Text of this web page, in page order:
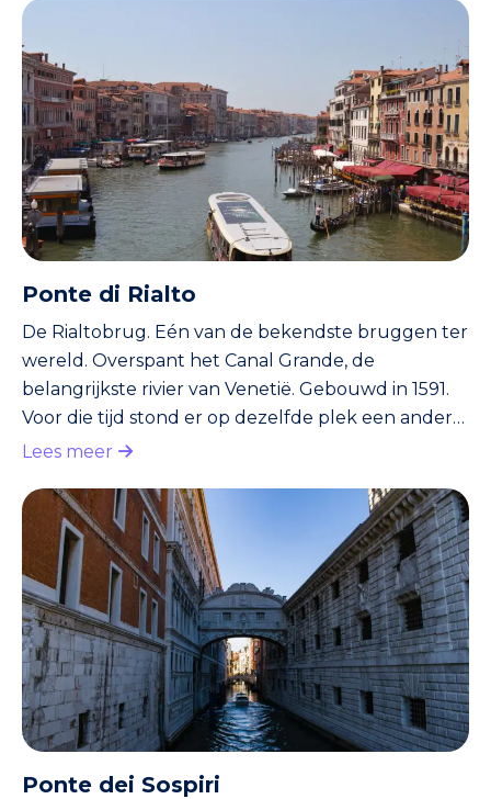
Ponte di Rialto
De Rialtobrug. Eén van de bekendste bruggen ter
wereld. Overspant het Canal Grande, de
belangrijkste rivier van Venetië. Gebouwd in 1591.
Voor die tijd stond er op dezelfde plek een andere
brug. Deze was echter van hout en stortte
de boten op het water keek. De overdekte
Rialtobrug werd van steen gemaakt. Zeer
bijzonder voor die tijd.
Lees meer
Ponte dei Sospiri